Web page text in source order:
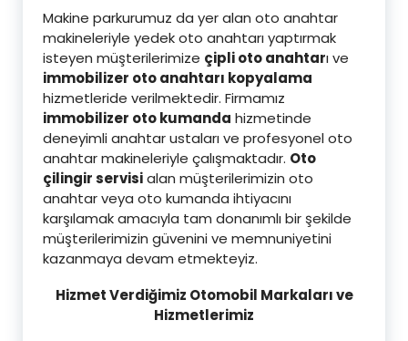
Makine parkurumuz da yer alan oto anahtar
makineleriyle yedek oto anahtarı yaptırmak
isteyen müşterilerimize çipli oto anahtarı ve
immobilizer oto anahtarı kopyalama
hizmetleride verilmektedir. Firmamız
immobilizer oto kumanda hizmetinde
deneyimli anahtar ustaları ve profesyonel oto
anahtar makineleriyle çalışmaktadır. Oto
çilingir servisialan müşterilerimizin oto
anahtar veya oto kumanda ihtiyacını
karşılamak amacıyla tam donanımlı bir şekilde
müşterilerimizin güvenini ve memnuniyetini
kazanmaya devam etmekteyiz.
Hizmet Verdiğimiz Otomobil Markaları ve
Hizmetlerimiz